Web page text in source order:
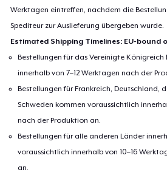
Werktagen eintreffen, nachdem die
Spediteur zur Auslieferung übergeben wurde.
Estimated Shipping Timelines: EU-bound
Bestellungen für das Vereinigte
innerhalb von 7–12 Werktagen nach der
Bestellungen für Frankreich, Deutschland,
Schweden kommen voraussichtlich
nach der Produktion an.
Bestellungen für alle anderen Länder
voraussichtlich innerhalb von 10–16
an.